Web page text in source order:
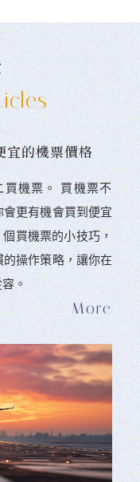
宜的機票價格
買機票。 󠀠買機票不
更有機會買到便宜
買機票的小技巧，
操作策略，讓你在
。